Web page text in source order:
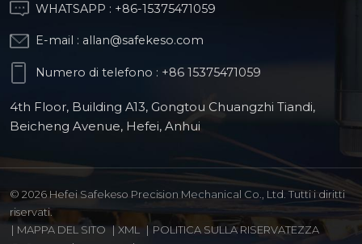
WHATSAPP : +86-15375471059
E-mail : allan@safekeso.com
Numero di telefono : +86 15375471059
4th Floor, Building A13, Gongtou Chuangzhi Tiandi,
Beicheng Avenue, Hefei, Anhui
© 2026 Hefei Safekeso Precision Mechanical Co., Ltd. Tutti i diritti
riservati.
| MAPPA DEL SITO | XML | POLITICA SULLA RISERVATEZZA